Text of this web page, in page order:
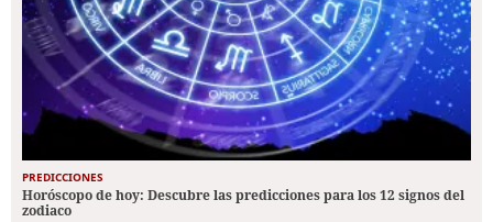
PREDICCIONES
Horóscopo de hoy: Descubre las predicciones para los 12 signos del
zodiaco